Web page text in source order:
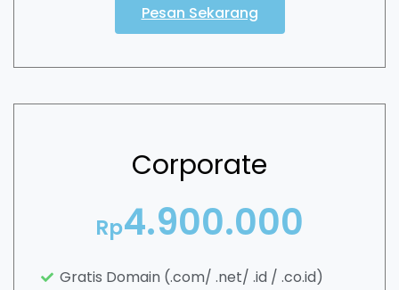
Pesan Sekarang
Corporate
Rp4.900.000
Gratis Domain (.com/ .net/ .id / .co.id)